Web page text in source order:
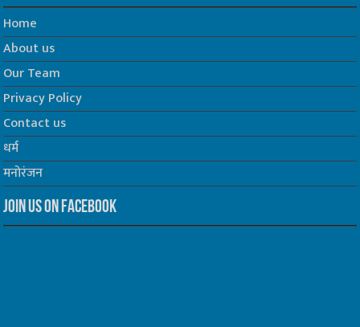
Home
About us
Our Team
Privacy Policy
Contact us
धर्म
मनोरंजन
Join us on Facebook